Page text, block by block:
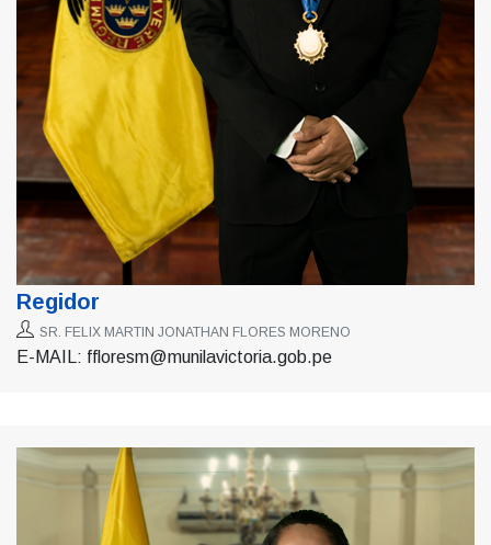
Regidor
SR. FELIX MARTIN JONATHAN FLORES MORENO
E-MAIL: ffloresm@munilavictoria.gob.pe